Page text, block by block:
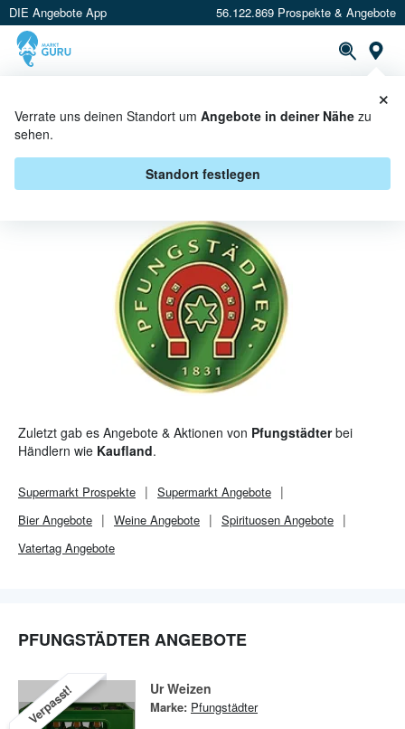
DIE Angebote App 56.122.869 Prospekte & Angebote
Verrate uns deinen Standort um Angebote in deiner Nähe zu
sehen.
Standort festlegen
×
PFUNGSTÄDTER ANGEBOTE &
Zuletzt gab es Angebote & Aktionen von Pfungstädterbei
Händlern wie Kaufland.
Supermarkt Prospekte Supermarkt Angebote
Bier Angebote
Weine Angebote
Spirituosen Angebote
Vatertag Angebote
PFUNGSTÄDTER ANGEBOTE
Verpasst! Ur Weizen
Marke: Pfungstädter